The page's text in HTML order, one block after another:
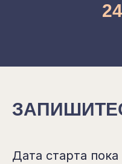
Дата старта